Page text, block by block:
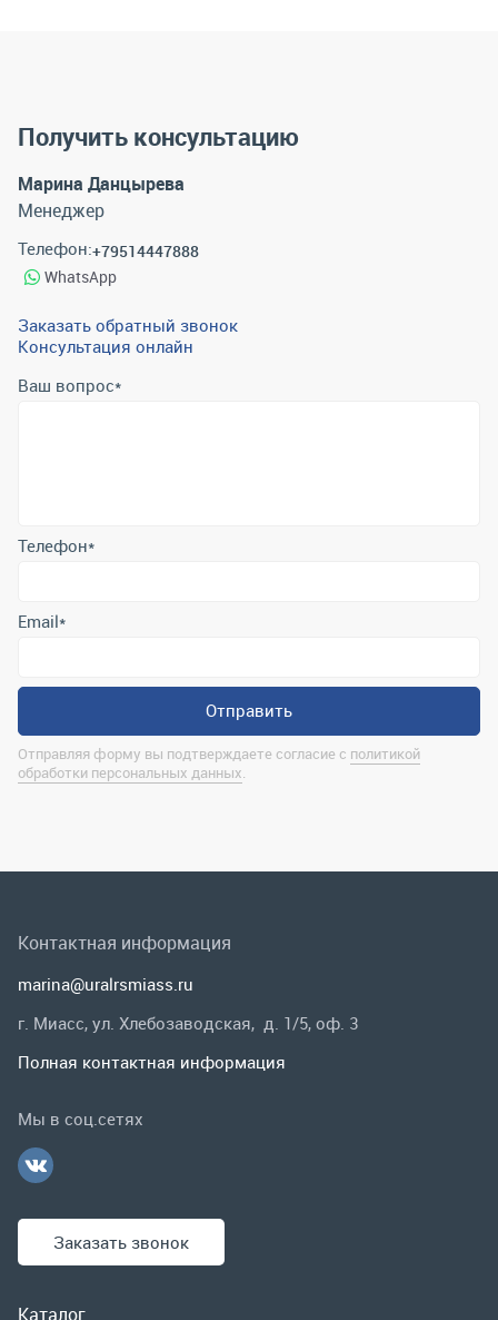
Получить консультацию
Марина Данцырева
Менеджер
Телефон:+79514447888
WhatsApp
Заказать обратный звонок
Консультация онлайн
Ваш вопрос*
Отправляя форму вы подтверждаете согласие с
Спецпредложения
Гарантии и возврат
Контактная информация
marina@uralrsmiass.ru
Заказать звонок